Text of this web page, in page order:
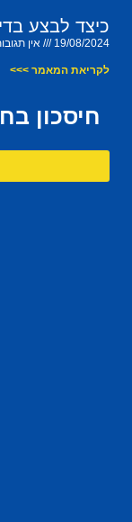
כיצד לבצע
19/08/2024 אין
לקריאת המאמר >>>
חיסכון